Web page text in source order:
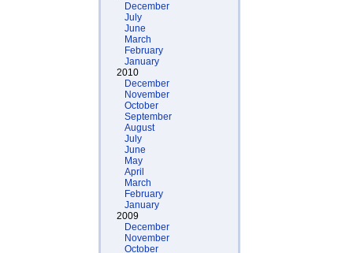
December
July
June
March
February
January
2010
December
November
October
September
August
July
June
May
April
March
February
January
2009
December
November
October